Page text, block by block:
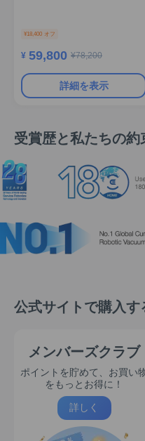
¥18,400 オフ
¥ 59,800 ¥78,200
詳細を表示
受賞歴と私たちの約
公式サイトで購入す
メンバーズクラブ
ポイントを貯めて、お買い
をもっとお得に！
詳しく